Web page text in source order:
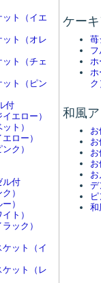
ット（イエ
ット（オレ
ト（チェ
ット（ピン
付
エロー）
ト）
ロー）
ク）
ル付
）
）
ト）
ック）
ット（イ
ケット（レ
ケー
苺
ク
和風
デ
和